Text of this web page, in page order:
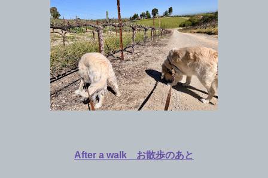
After a walk お散歩のあと